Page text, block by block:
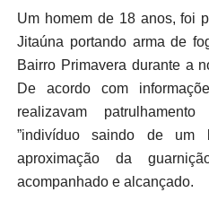
Um homem de 18 anos, foi
Jitaúna portando arma de
Bairro Primavera durante a
De acordo com
realizavam
”indivíduo saindo de
aproximação da
acompanhado e alcançado.